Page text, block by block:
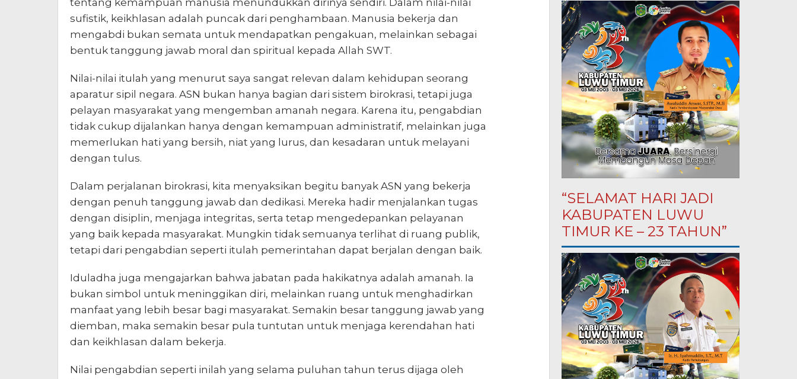
tentang kemampuan manusia menundukkan dirinya sendiri. Dalam nilai-nilai
sufistik, keikhlasan adalah puncak dari penghambaan. Manusia bekerja dan
mengabdi bukan semata untuk mendapatkan pengakuan, melainkan sebagai
bentuk tanggung jawab moral dan spiritual kepada Allah SWT.
Nilai-nilai itulah yang menurut saya sangat relevan dalam kehidupan seorang
aparatur sipil negara. ASN bukan hanya bagian dari sistem birokrasi, tetapi juga
pelayan masyarakat yang mengemban amanah negara. Karena itu, pengabdian
tidak cukup dijalankan hanya dengan kemampuan administratif, melainkan juga
memerlukan hati yang bersih, niat yang lurus, dan kesadaran untuk melayani
dengan tulus.
Dalam perjalanan birokrasi, kita menyaksikan begitu banyak ASN yang bekerja
dengan penuh tanggung jawab dan dedikasi. Mereka hadir menjalankan tugas
dengan disiplin, menjaga integritas, serta tetap mengedepankan pelayanan
yang baik kepada masyarakat. Mungkin tidak semuanya terlihat di ruang publik,
tetapi dari pengabdian seperti itulah pemerintahan dapat berjalan dengan baik.
Iduladha juga mengajarkan bahwa jabatan pada hakikatnya adalah amanah. Ia
bukan simbol untuk meninggikan diri, melainkan ruang untuk menghadirkan
manfaat yang lebih besar bagi masyarakat. Semakin besar tanggung jawab yang
diemban, maka semakin besar pula tuntutan untuk menjaga kerendahan hati
dan keikhlasan dalam bekerja.
Nilai pengabdian seperti inilah yang selama puluhan tahun terus dijaga oleh
“SELAMAT HARI JADI
KABUPATEN LUWU
TIMUR KE – 23 TAHUN”